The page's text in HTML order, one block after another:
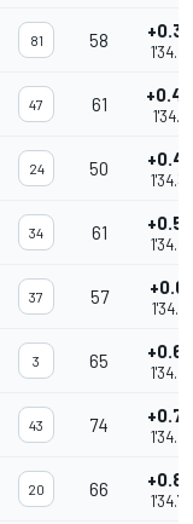
81 58
47 61
24 50
34 61
37 57
3 65
43 74
20 66